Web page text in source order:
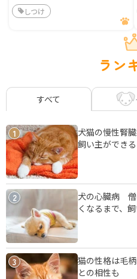
しつけ
ラン
すべて
1
犬猫の慢性腎
飼い主ができ
2
犬の心臓病 僧
くなるまで、
3
猫の性格は毛
との相性も